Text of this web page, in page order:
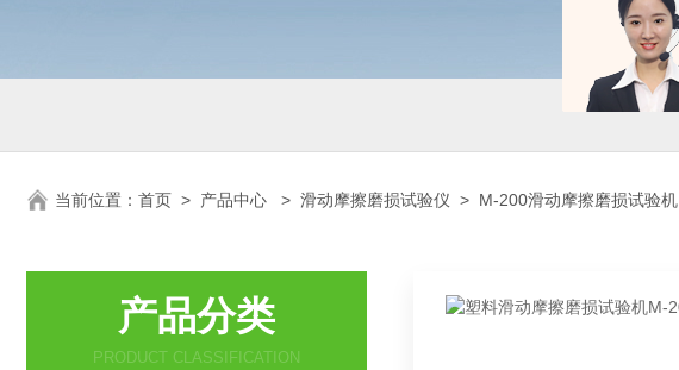
当前位置： 首页 > 产品中心 > 滑动摩擦磨损试验仪 > M-200滑动摩擦磨损试验机
产品分类
PRODUCT CLASSIFICATION